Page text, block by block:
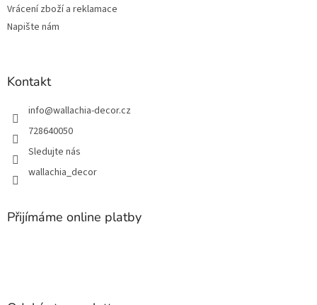
Vrácení zboží a reklamace
Napište nám
Kontakt
info@wallachia-decor.cz
728640050
Sledujte nás
wallachia_decor
Přijímáme online platby